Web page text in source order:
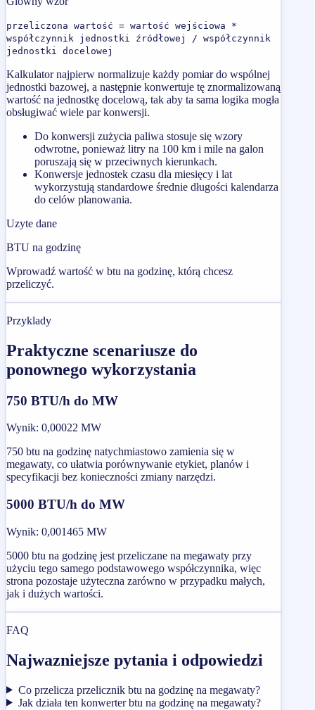
przeliczona wartość = wartość wejściowa *
współczynnik jednostki źródłowej / współczynnik
jednostki docelowej
Kalkulator najpierw normalizuje każdy pomiar do wspólnej
jednostki bazowej, a następnie konwertuje tę znormalizowaną
wartość na jednostkę docelową, tak aby ta sama logika mogła
obsługiwać wiele par konwersji.
Do konwersji zużycia paliwa stosuje się wzory
odwrotne, ponieważ litry na 100 km i mile na galon
poruszają się w przeciwnych kierunkach.
Konwersje jednostek czasu dla miesięcy i lat
wykorzystują standardowe średnie długości kalendarza
do celów planowania.
Uzyte dane
BTU na godzinę
Wprowadź wartość w btu na godzinę, którą chcesz
przeliczyć.
Przyklady
Praktyczne scenariusze do
ponownego wykorzystania
750 BTU/h do MW
Wynik: 0,00022 MW
750 btu na godzinę natychmiastowo zamienia się w
megawaty, co ułatwia porównywanie etykiet, planów i
specyfikacji bez konieczności zmiany narzędzi.
5000 BTU/h do MW
Wynik: 0,001465 MW
5000 btu na godzinę jest przeliczane na megawaty przy
użyciu tego samego podstawowego współczynnika, więc
strona pozostaje użyteczna zarówno w przypadku małych,
jak i dużych wartości.
FAQ
Najwazniejsze pytania i odpowiedzi
Co przelicza przelicznik btu na godzinę na megawaty?
Jak działa ten konwerter btu na godzinę na megawaty?